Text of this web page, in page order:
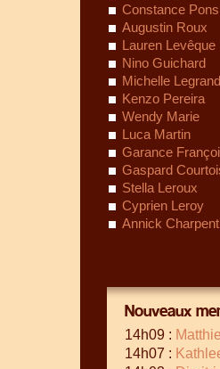
Constance Pons
Augustin Roux
Lauren Levêque
Nino Guichard
Michelle Legrand
Kenzo Pereira
Wendy Marie
Luca Martin
Garance
Gaspard
Stella Leroux
Cyprien Leroy
Annick
Nouveaux
14h09 :
14h07 :